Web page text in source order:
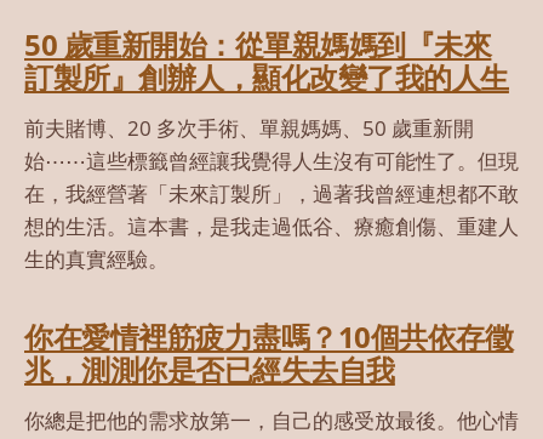
50 歲重新開始：從單親媽媽到『未來
訂製所』創辦人，顯化改變了我的人生
前夫賭博、20 多次手術、單親媽媽、50 歲重新開
始⋯⋯這些標籤曾經讓我覺得人生沒有可能性了。但現
在，我經營著「未來訂製所」，過著我曾經連想都不敢
想的生活。這本書，是我走過低谷、療癒創傷、重建人
生的真實經驗。
你在愛情裡筋疲力盡嗎？10個共依存徵
兆，測測你是否已經失去自我
你總是把他的需求放第一，自己的感受放最後。他心情